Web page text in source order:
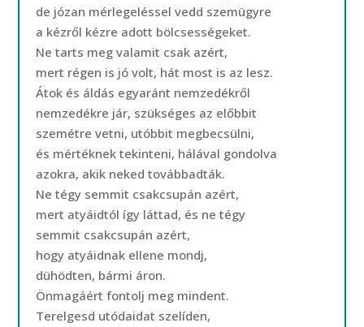
de józan mérlegeléssel vedd szemügyre
a kézről kézre adott bölcsességeket.
Ne tarts meg valamit csak azért,
mert régen is jó volt, hát most is az lesz.
Átok és áldás egyaránt nemzedékről
nemzedékre jár, szükséges az előbbit
szemétre vetni, utóbbit megbecsülni,
és mértéknek tekinteni, hálával gondolva
azokra, akik neked továbbadták.
Ne tégy semmit csakcsupán azért,
mert atyáidtól így láttad, és ne tégy
semmit csakcsupán azért,
hogy atyáidnak ellene mondj,
dühödten, bármi áron.
Önmagáért fontolj meg mindent.
Terelgesd utódaidat szelíden,